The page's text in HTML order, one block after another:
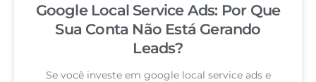
Google Local Service Ads: Por Que
Sua Conta Não Está Gerando
Leads?
Se você investe em google local service ads e